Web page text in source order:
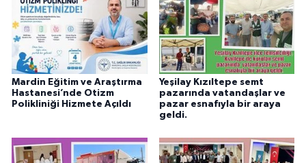
Mardin Eğitim ve Araştırma
Hastanesi’nde Otizm
Polikliniği Hizmete Açıldı
Yeşilay Kızıltepe semt
pazarında vatandaşlar ve
pazar esnafıyla bir araya
geldi.